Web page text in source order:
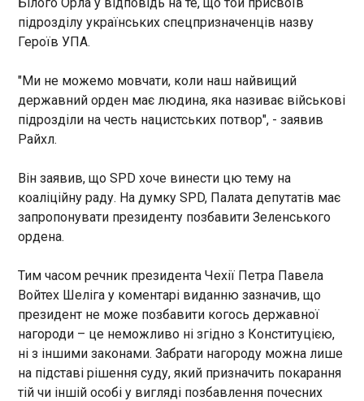
червня.
Указ Трампа про скасування громадянства за
01:19:21
Верховний суд США визнав
незаконним виконавчий указ
народжених на території
країни, права на отримання
американського
3 судді визначили, що
рішення президента
суперечить 14-ій поправці до
конституції США, яка чітко
регламентує громадянство
за народженням для усіх, на
кого поширюється
американська юрисдикція.
Землетрус у Венесуелі: число жертв
00:55:26
У Венесуелі кількість жертв від нещодавніх
землетрусів сягнула 1943 людей, ще десятки
тисяч людей зникли безвісти. Про це у вівторок,
30 червня, повідомив голова Національної
асамблеї (парламенту Венесуели) Хорхе
Родрігес, передає Тhe Guardian .
підрозділу українських спецпризначенців назву
Героїв УПА.
"Ми не можемо мовчати, коли наш найвищий
державний орден має людина, яка називає військові
підрозділи на честь нацистських потвор", - заявив
Райхл.
Він заявив, що SPD хоче винести цю тему на
коаліційну раду. На думку SPD, Палата депутатів має
запропонувати президенту позбавити Зеленського
ордена.
Тим часом речник президента Чехії Петра Павела
Войтех Шеліга у коментарі виданню зазначив, що
президент не може позбавити когось державної
нагороди – це неможливо ні згідно з Конституцією,
ні з іншими законами. Забрати нагороду можна лише
на підставі рішення суду, який призначить покарання
тій чи іншій особі у вигляді позбавлення почесних